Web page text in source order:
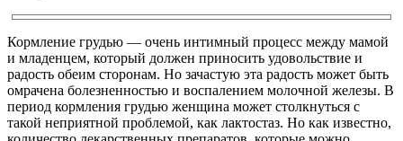
Кормление грудью — очень интимный процесс между мамой
и младенцем, который должен приносить удовольствие и
радость обеим сторонам. Но зачастую эта радость может быть
омрачена болезненностью и воспалением молочной железы. В
период кормления грудью женщина может столкнуться с
такой неприятной проблемой, как лактостаз. Но как известно,